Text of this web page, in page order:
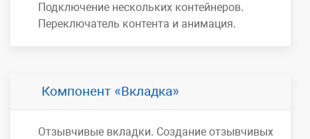
Подключение нескольких контейнеров.
Переключатель контента и анимация.
Компонент Вкладка
Отзывчивые вкладки. Создание отзывчивых